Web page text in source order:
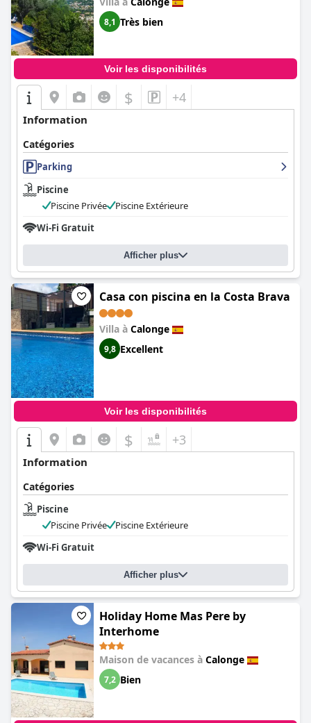
8,1 Très bien
Voir les disponibilités
$ +4
Information
Catégories
Parking
Piscine
Piscine Privée
Piscine Extérieure
Wi-Fi Gratuit
Afficher plus
Casa con piscina en la Costa Brava
Villa à Calonge
9,8 Excellent
Voir les disponibilités
$ +3
Information
Catégories
Piscine
Piscine Privée
Piscine Extérieure
Wi-Fi Gratuit
Afficher plus
Holiday Home Mas Pere by
Interhome
Maison de vacances à Calonge
7,2 Bien